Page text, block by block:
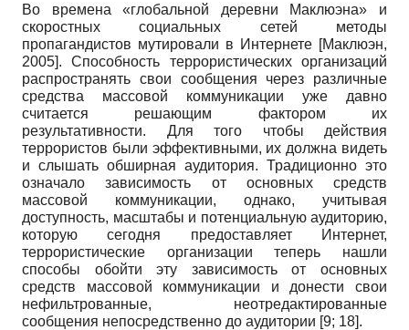
Во времена «глобальной деревни Маклюэна» и
скоростных социальных сетей методы
пропагандистов мутировали в Интернете [Маклюэн,
2005]. Способность террористических организаций
распространять свои сообщения через различные
средства массовой коммуникации уже давно
считается решающим фактором их
результативности. Для того чтобы действия
террористов были эффективными, их должна видеть
и слышать обширная аудитория. Традиционно это
означало зависимость от основных средств
массовой коммуникации, однако, учитывая
доступность, масштабы и потенциальную аудиторию,
которую сегодня предоставляет Интернет,
террористические организации теперь нашли
способы обойти эту зависимость от основных
средств массовой коммуникации и донести свои
нефильтрованные, неотредактированные
сообщения непосредственно до аудитории [9; 18].